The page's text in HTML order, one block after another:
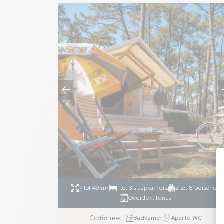
arrow_back
7 tot 49 m² 1 tot 3 slaapkamers
2 tot 8 personen
Overdekt terras
Optioneel : Badkamer
Aparte WC